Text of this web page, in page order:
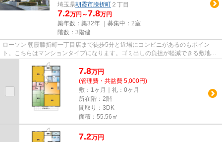
埼玉県朝霞市膝折町 ２丁目
7.2万円～7.8万円
築年数：築32年 ｜募集中： 2室
階数：3階建
ローソン 朝霞膝折町一丁目店まで徒歩5分と近場にコンビニがあるのもポイン
ト。こちらはマンションタイプになります。ゴミ出しの負担が軽減できる敷地内
ごみ置き場付き物件です。通風...
7.8万円
(管理費・共益費 5,000円)
敷：1ヶ月｜礼：0ヶ月
所在階：2階
間取り：3DK
面積：55.56㎡
7.2万円